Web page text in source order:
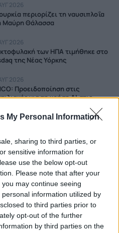
My Personal Information
sharing to third parties, or
sensitive information for
use the below opt-out
Please note that after your
may continue seeing
information utilized by
to third parties prior to
opt-out of the further
by third parties on the
2026
περιορίζει τη ναυσιπλοΐα
Μαύρη Θάλασσα
2026
των ΗΠΑ τιμήθηκε στο
της Νέας Υόρκης
2026
Προειδοποίηση στις
για τη χρήση AI στις
2026
Sea trials για το «Navios
2026
η έξοδος του
Πάνω από 56.000
αναχωρούν σήμερα από τα